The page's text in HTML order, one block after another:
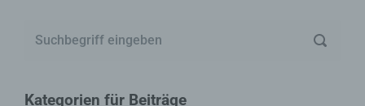
Kategorien für Beiträge